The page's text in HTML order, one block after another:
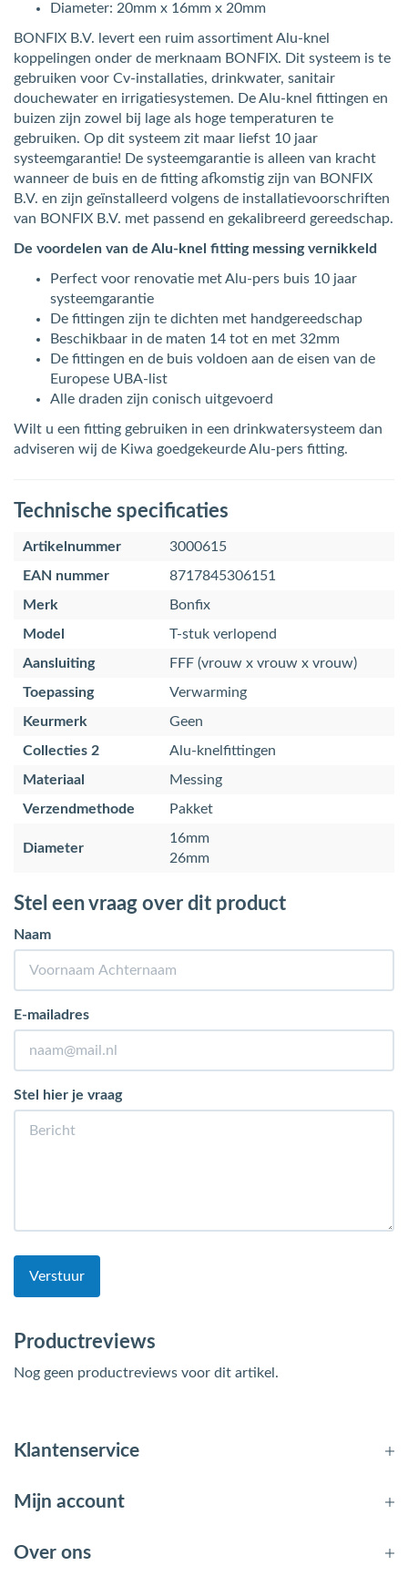
Diameter: 20mm x 16mm x 20mm
BONFIX B.V. levert een ruim assortiment Alu-knel
koppelingen onder de merknaam BONFIX. Dit systeem is te
gebruiken voor Cv-installaties, drinkwater, sanitair
douchewater en irrigatiesystemen. De Alu-knel fittingen en
buizen zijn zowel bij lage als hoge temperaturen te
gebruiken. Op dit systeem zit maar liefst 10 jaar
systeemgarantie! De systeemgarantie is alleen van kracht
wanneer de buis en de fitting afkomstig zijn van BONFIX
B.V. en zijn geïnstalleerd volgens de installatievoorschriften
van BONFIX B.V. met passend en gekalibreerd gereedschap.
De voordelen van de Alu-knel fitting messing vernikkeld
Perfect voor renovatie met Alu-pers buis 10 jaar
systeemgarantie
De fittingen zijn te dichten met handgereedschap
Beschikbaar in de maten 14 tot en met 32mm
De fittingen en de buis voldoen aan de eisen van de
Europese UBA-list
Alle draden zijn conisch uitgevoerd
Wilt u een fitting gebruiken in een drinkwatersysteem dan
adviseren wij de Kiwa goedgekeurde Alu-pers fitting.
Technische specificaties
Artikelnummer
3000615
EAN nummer
8717845306151
Merk
Bonfix
Model
T-stuk verlopend
Aansluiting
FFF (vrouw x vrouw x vrouw)
Toepassing
Verwarming
Keurmerk
Geen
Collecties 2
Alu-knelfittingen
Materiaal
Messing
Verzendmethode
Pakket
Diameter
16mm
26mm
Stel een vraag over dit product
Naam
E-mailadres
Stel hier je vraag
Verstuur
Productreviews
Nog geen productreviews voor dit artikel.
Klantenservice
Mijn account
Over ons